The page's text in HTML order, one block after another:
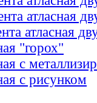
атласная
атласная
"горох"
с
с рисунком